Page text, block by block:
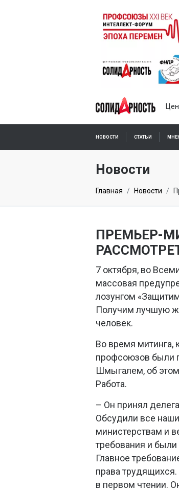
НОВОСТИ СТАТЬИ
ПОДПИСКА ОНЛАЙН
Новости
Главная Новости
ПРЕМЬЕР-
7 октября, во
массовая
лозунгом
Получим лучшую
человек.
Во время митинга,
профсоюзов были
Шмыгалем, об этом
Работа.
– Он принял
Обсудили все
министерствам и
требования и
Главное
права
в первом чтении.